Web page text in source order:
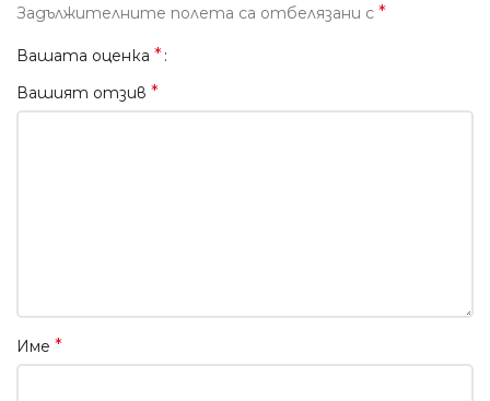
Задължителните полета са отбелязани с *
Вашата оценка *
Вашият отзив *
Име *